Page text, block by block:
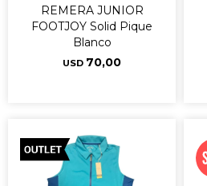
REMERA JUNIOR
FOOTJOY Solid Pique
Blanco
USD 70,00